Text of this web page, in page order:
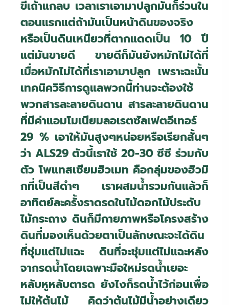
ขี้เถ้าแกลบ เวลาเราเอามาปลูกมันก็ร่วนใน
ตอนแรกแต่ถ้ามันเป็นหน้าดินของจริง
หรือเป็นดินเหนียวที่ตากแดดเป็น 10 ปี
แต่มันขายดี ขายดีก็มันยังหมักไม่ได้ที่
เมื่อหมักไม่ได้ที่เราเอามาปลูก เพราะฉะนั้น
เทคนิควิธีการดูแลพวกนี้ท่านจะต้องใช้
พวกสารละลายดินดาน สารละลายดินดาน
ที่มีค่าแอมโมเนียมลอเรตซัลเฟตอีเทอร์
29 % เอาให้มันสูงๆหน่อยหรือเรียกสั้นๆ
ว่า ALS29ตัวนี้เราใช้ 20-30 ซีซี ร่วมกับ
ตัว โพแทสเซียมฮิวเมท คือกลุ่มของฮิวมิ
กที่เป็นสีดำๆ เราผสมน้ำรวมกันแล้วก็
อาทิตย์ละครั้งราดรดในไม้ดอกไม้ประดับ
ไม้กระถาง ดินก็มีกายภาพหรือโครงสร้าง
ดินที่มองเห็นด้วยตาเป็นลักษณะจะได้ดิน
ที่ชุ่มแต่ไม่แฉะ ดินที่จะชุ่มแต่ไม่แฉะหลัง
จากรดน้ำโดยเฉพาะมือใหม่รดน้ำเยอะ
หลับหูหลับตารด ยังไงก็รดน้ำไว้ก่อนเพื่อ
ไม่ให้ต้นไม้ คิดว่าต้นไม้มีน้ำอย่างเดียว